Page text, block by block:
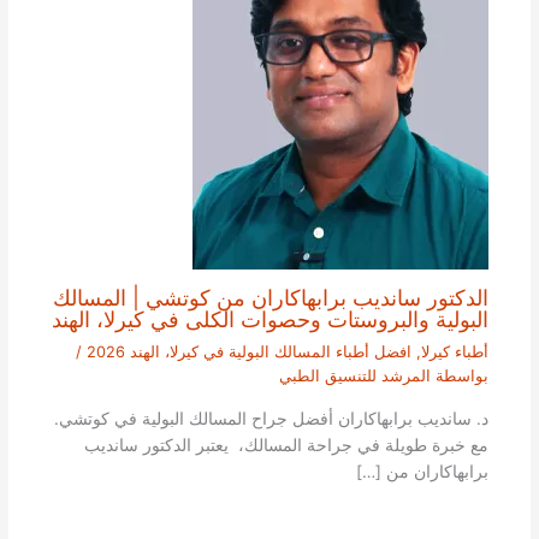
الدكتور سانديب برابهاكاران من كوتشي | المسالك
البولية والبروستات وحصوات الكلى في كيرلا، الهند
أطباء كيرلا, افضل أطباء المسالك البولية في كيرلا، الهند 2026
/
بواسطة المرشد للتنسيق الطبي
د. سانديب برابهاكاران أفضل جراح المسالك البولية في كوتشي.
مع خبرة طويلة في جراحة المسالك، يعتبر الدكتور سانديب
برابهاكاران من […]